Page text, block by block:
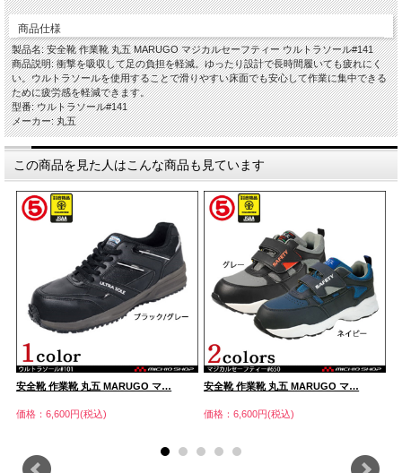
商品仕様
製品名: 安全靴 作業靴 丸五 MARUGO マジカルセーフティー ウルトラソール#141
商品説明: 衝撃を吸収して足の負担を軽減。ゆったり設計で長時間履いても疲れにく
い。ウルトラソールを使用することで滑りやすい床面でも安心して作業に集中できる
ために疲労感を軽減できます。
型番: ウルトラソール#141
メーカー: 丸五
この商品を見た人はこんな商品も見ています
安全靴 作業靴 丸五 MARUGO マ…
価格：6,600円(税込)
安全靴 作業靴 丸五 MARUGO マ…
価格：6,600円(税込)